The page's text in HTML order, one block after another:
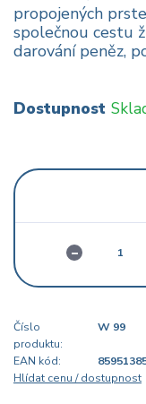
propojených
společnou cestu
darování peněz,
Dostupnost
Číslo
produktu:
W 99
EAN kód:
Hlídat cenu / dostupnost